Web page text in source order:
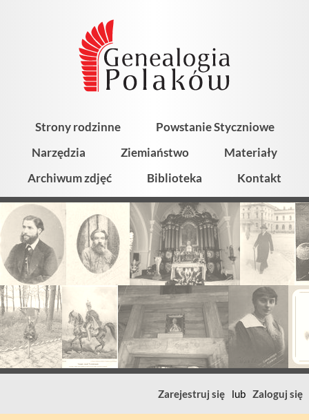
Strony rodzinne
Powstanie Styczniowe
Narzędzia
Ziemiaństwo
Materiały
Archiwum zdjęć
Biblioteka Kontakt
Zarejestruj się lub Zaloguj się